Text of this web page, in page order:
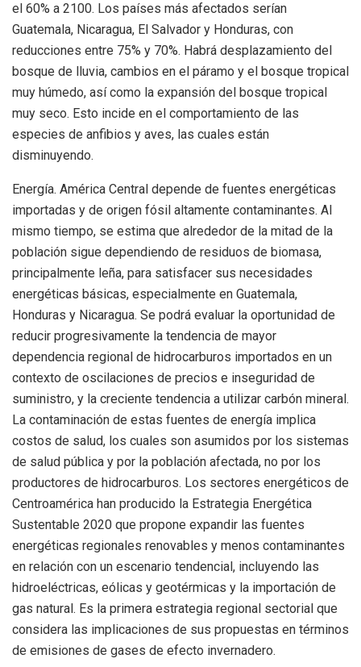
el 60% a 2100. Los países más afectados serían
Guatemala, Nicaragua, El Salvador y Honduras, con
reducciones entre 75% y 70%. Habrá desplazamiento del
bosque de lluvia, cambios en el páramo y el bosque tropical
muy húmedo, así como la expansión del bosque tropical
muy seco. Esto incide en el comportamiento de las
especies de anfibios y aves, las cuales están
disminuyendo.
Energía. América Central depende de fuentes energéticas
importadas y de origen fósil altamente contaminantes. Al
mismo tiempo, se estima que alrededor de la mitad de la
población sigue dependiendo de residuos de biomasa,
principalmente leña, para satisfacer sus necesidades
energéticas básicas, especialmente en Guatemala,
Honduras y Nicaragua. Se podrá evaluar la oportunidad de
reducir progresivamente la tendencia de mayor
dependencia regional de hidrocarburos importados en un
contexto de oscilaciones de precios e inseguridad de
suministro, y la creciente tendencia a utilizar carbón mineral.
La contaminación de estas fuentes de energía implica
costos de salud, los cuales son asumidos por los sistemas
de salud pública y por la población afectada, no por los
productores de hidrocarburos. Los sectores energéticos de
Centroamérica han producido la Estrategia Energética
Sustentable 2020 que propone expandir las fuentes
energéticas regionales renovables y menos contaminantes
en relación con un escenario tendencial, incluyendo las
hidroeléctricas, eólicas y geotérmicas y la importación de
gas natural. Es la primera estrategia regional sectorial que
considera las implicaciones de sus propuestas en términos
de emisiones de gases de efecto invernadero.